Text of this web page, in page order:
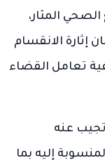
المثار،
إثارة الانقسام
تعامل القضاء
عنه
إليه بما